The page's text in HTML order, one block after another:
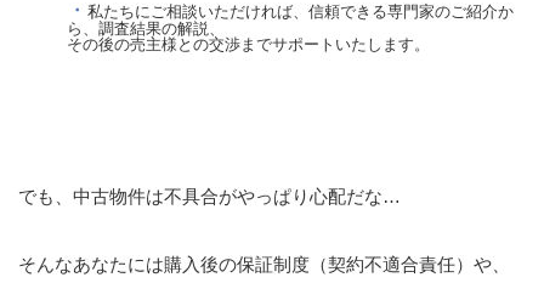
私たちにご相談いただければ、信頼できる専門家のご紹介か
ら、調査結果の解説、
その後の売主様との交渉までサポートいたします。
でも、中古物件は不具合がやっぱり心配だな…
そんなあなたには購入後の保証制度（契約不適合責任）や、